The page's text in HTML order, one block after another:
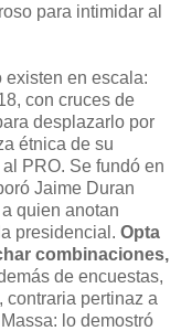
para intimidar al
existen en escala:
con cruces de
desplazarlo por
étnica de su
PRO. Se fundó en
Jaime Duran
quien anotan
presidencial. Opta
combinaciones,
de encuestas,
contraria pertinaz a
lo demostró